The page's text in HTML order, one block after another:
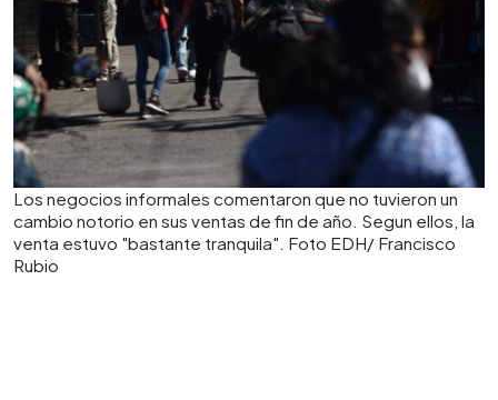
Los negocios informales comentaron que no tuvieron un
cambio notorio en sus ventas de fin de año. Segun ellos, la
venta estuvo "bastante tranquila". Foto EDH/ Francisco
Rubio